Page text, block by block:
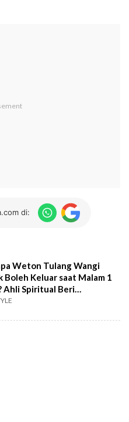
di:
Weton Tulang Wangi
Boleh Keluar saat Malam 1
Ahli Spiritual Beri